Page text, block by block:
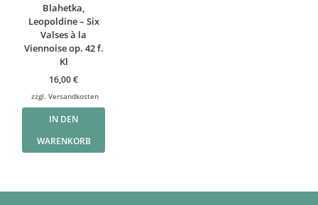
Blahetka,
Leopoldine – Six
Valses à la
Viennoise op. 42 f.
Kl
16,00€
zzgl.Versandkosten
IN DEN
WARENKORB